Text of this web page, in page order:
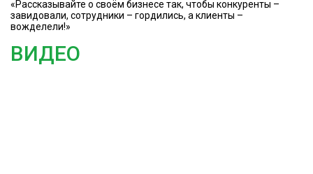
«Рассказывайте о своём бизнесе так, чтобы конкуренты –
завидовали, сотрудники – гордились, а клиенты –
вожделели!»
ВИДЕО